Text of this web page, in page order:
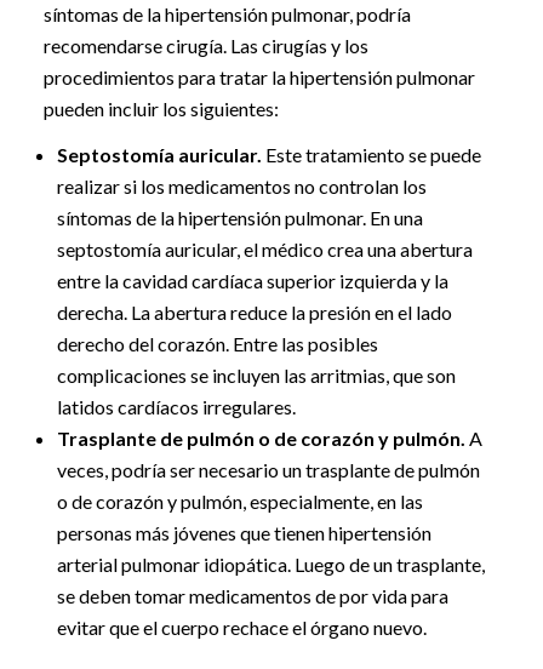
síntomas de la hipertensión pulmonar, podría
recomendarse cirugía. Las cirugías y los
procedimientos para tratar la hipertensión pulmonar
pueden incluir los siguientes:
Septostomía auricular. Este tratamiento se puede
realizar si los medicamentos no controlan los
síntomas de la hipertensión pulmonar. En una
septostomía auricular, el médico crea una abertura
entre la cavidad cardíaca superior izquierda y la
derecha. La abertura reduce la presión en el lado
derecho del corazón. Entre las posibles
complicaciones se incluyen las arritmias, que son
latidos cardíacos irregulares.
Trasplante de pulmón o de corazón y pulmón. A
veces, podría ser necesario un trasplante de pulmón
o de corazón y pulmón, especialmente, en las
personas más jóvenes que tienen hipertensión
arterial pulmonar idiopática. Luego de un trasplante,
se deben tomar medicamentos de por vida para
evitar que el cuerpo rechace el órgano nuevo.